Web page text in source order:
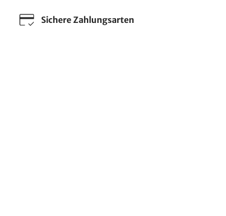
Sichere Zahlungsarten